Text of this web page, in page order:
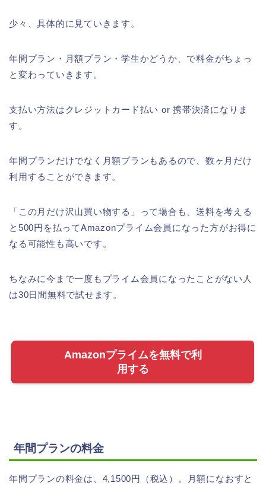
少々、具体的に見ていきます。
年間プラン・月額プラン・学生かどうか、で料金がちょっ
と変わっていきます。
支払い方法はクレジットカード払い or 携帯決済になりま
す。
年間プランだけでなく月額プランもあるので、数ヶ月だけ
利用することができます。
「この月だけ沢山買い物する」って場合も、送料を考える
と500円を払ってAmazonプライム会員になった方がお得に
なる可能性も高いです。
ちなみに今まで一度もプライム会員になったことがない人
は30日間無料で試せます。
Amazonプライムを無料で利
用する
年間プランの料金
年間プランの料金は、4,1500円（税込）。月額になおすと